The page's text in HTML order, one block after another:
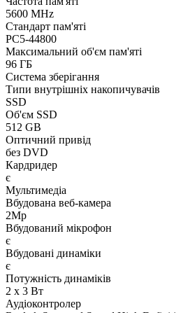
5600 MHz
Стандарт пам'яті
PC5-44800
Максимальний об'єм пам'яті
96 ГБ
Система зберігання
Типи внутрішніх накопичувачів
SSD
Об'єм SSD
512 GB
Оптичний привід
без DVD
Кардридер
є
Мультимедіа
Вбудована веб-камера
2Mp
Вбудований мікрофон
є
Вбудовані динаміки
є
Потужність динаміків
2 x 3 Вт
Аудіоконтролер